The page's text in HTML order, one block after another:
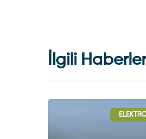
İlgili Haberler